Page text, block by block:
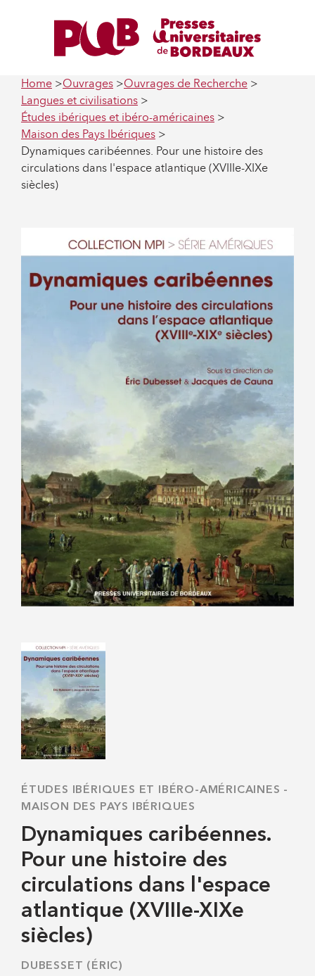
Home Ouvrages
Ouvrages de Recherche
Langues et civilisations
Études ibériques et ibéro-américaines
Maison des Pays Ibériques
Dynamiques caribéennes. Pour une histoire des
circulations dans l'espace atlantique (XVIIIe-XIXe
siècles)
ÉTUDES IBÉRIQUES ET IBÉRO-AMÉRICAINES -
MAISON DES PAYS IBÉRIQUES
Dynamiques caribéennes.
Pour une histoire des
circulations dans l'espace
atlantique (XVIIIe-XIXe
siècles)
DUBESSET (ÉRIC)